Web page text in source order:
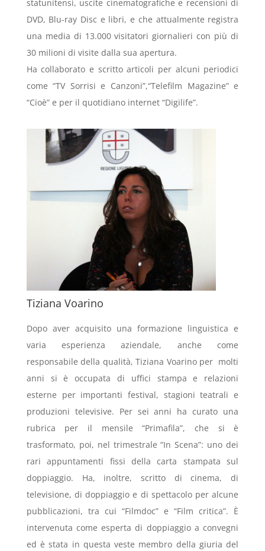
statunitensi, uscite cinematografiche e recensioni di
DVD, Blu-ray Disc e libri, e che attualmente registra
una media di 13.000 visitatori giornalieri con più di
30 milioni di visite dalla sua apertura.
Ha collaborato e scritto articoli per alcuni periodici
come “TV Sorrisi e Canzoni”,“Telefilm Magazine” e
“Cioè” e per il quotidiano internet “Digilife”.
Tiziana Voarino
Dopo aver acquisito una formazione linguistica e
varia esperienza aziendale, anche come
responsabile della qualità, Tiziana Voarino per molti
anni si è occupata di uffici stampa e relazioni
esterne per importanti festival, stagioni teatrali e
produzioni televisive. Per sei anni ha curato una
rubrica per il mensile “Primafila”, che si è
trasformato, poi, nel trimestrale “In Scena”: uno dei
rari appuntamenti fissi della carta stampata sul
doppiaggio. Ha, inoltre, scritto di cinema, di
televisione, di doppiaggio e di spettacolo per alcune
pubblicazioni, tra cui “Filmdoc” e “Film critica”. È
intervenuta come esperta di doppiaggio a convegni
ed è stata in questa veste membro della giuria del